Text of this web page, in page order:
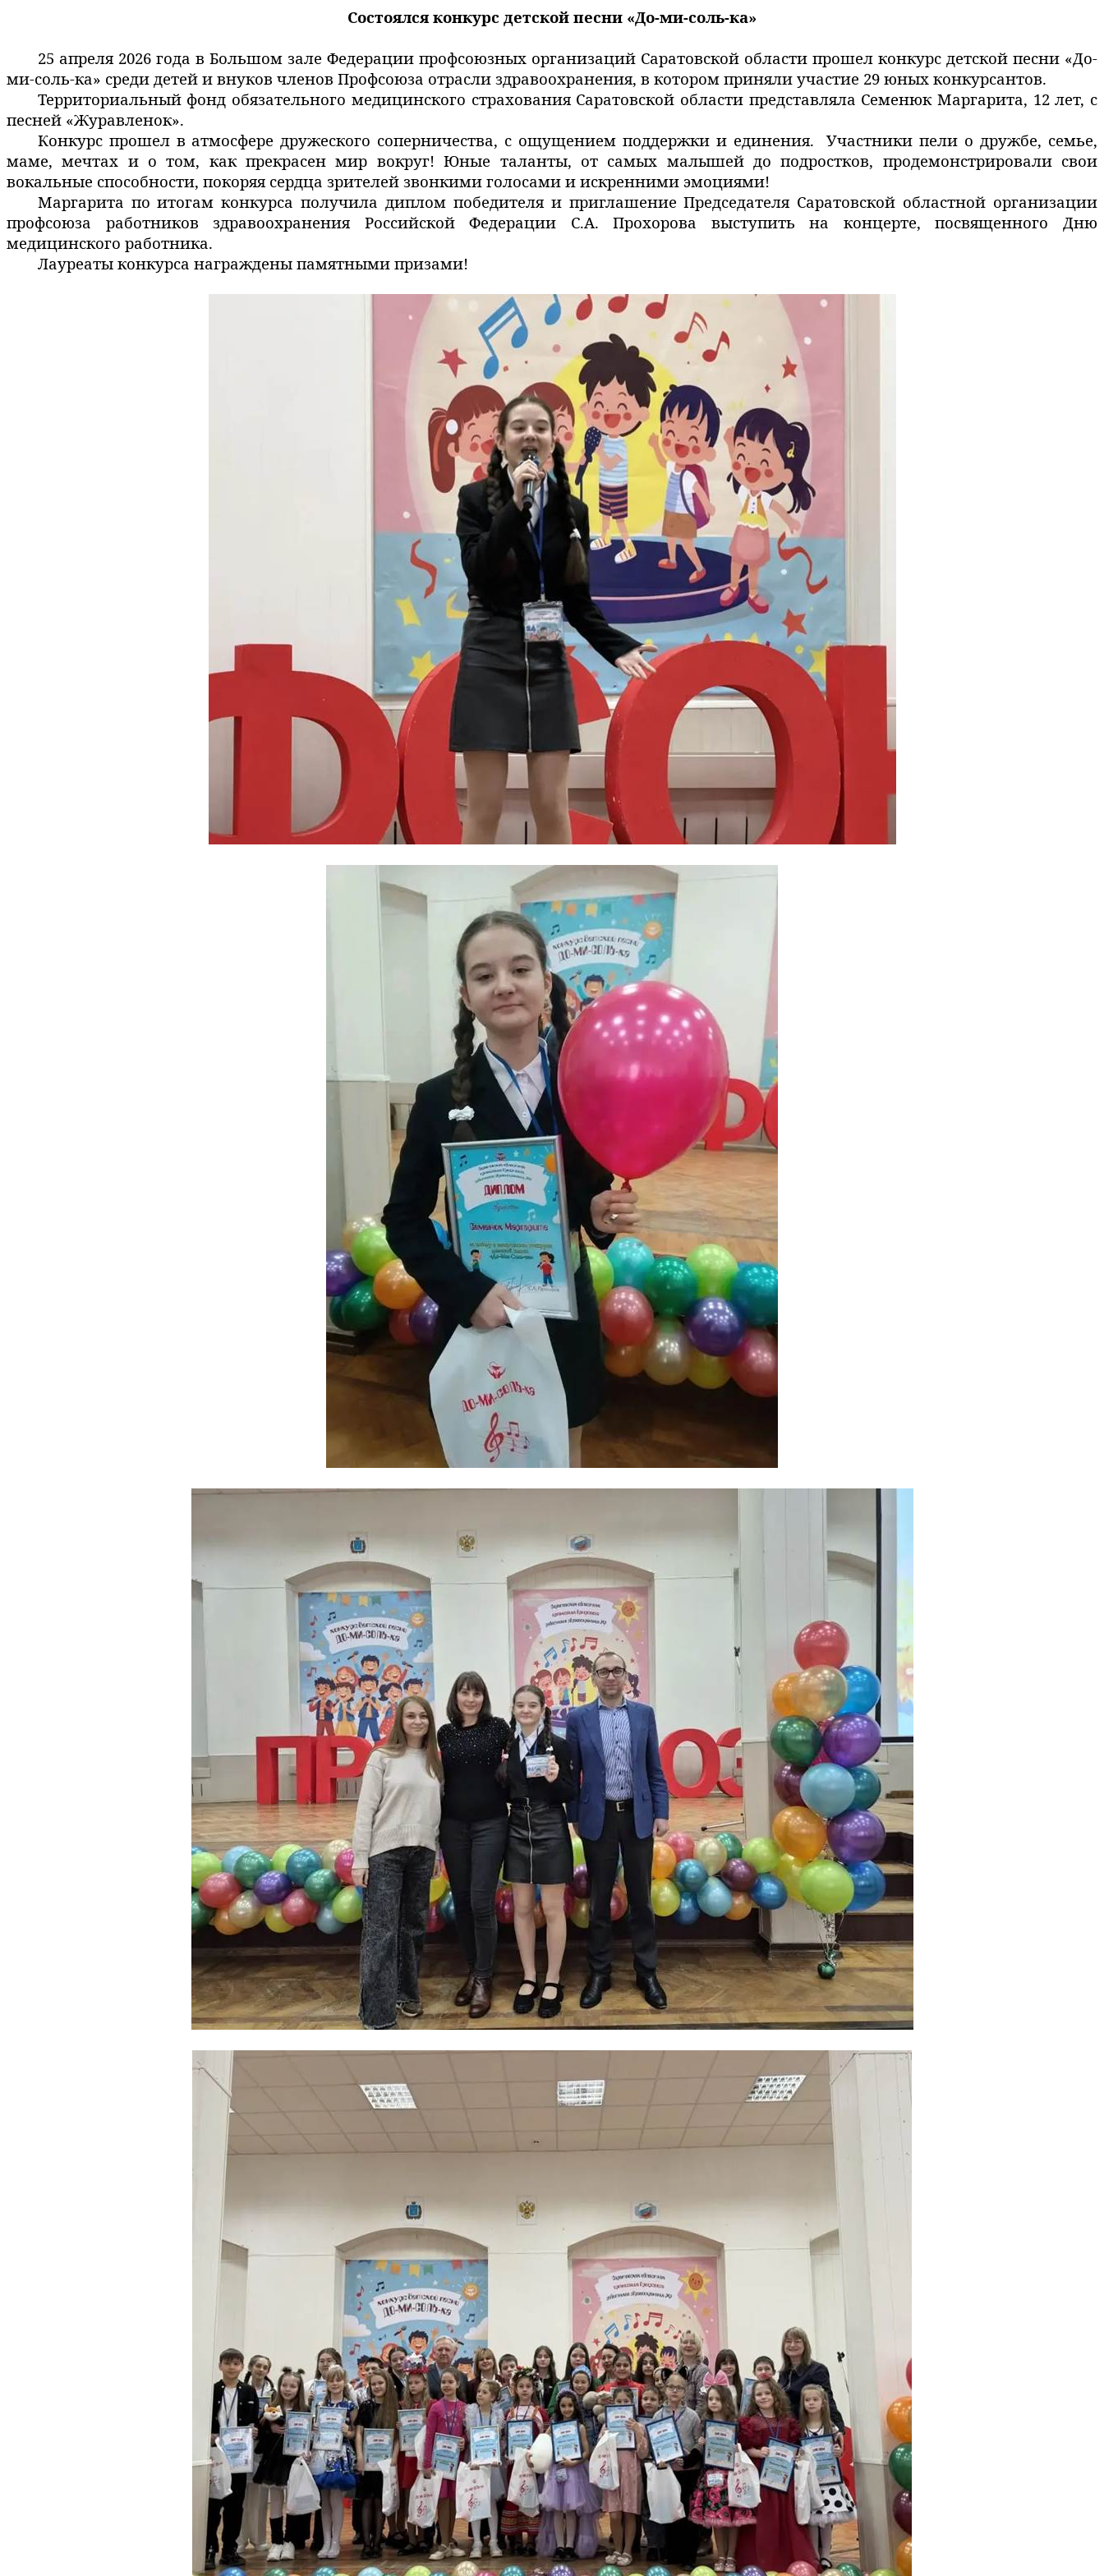
Состоялся конкурс детской песни «До-ми-соль-ка»
25 апреля 2026 года в Большом зале Федерации профсоюзных организаций Саратовской области прошел конкурс детской песни «До-
ми-соль-ка» среди детей и внуков членов Профсоюза отрасли здравоохранения, в котором приняли участие 29 юных конкурсантов.
Территориальный фонд обязательного медицинского страхования Саратовской области представляла Семенюк Маргарита, 12 лет, с
песней «Журавленок».
Конкурс прошел в атмосфере дружеского соперничества, с ощущением поддержки и единения. Участники пели о дружбе, семье,
маме, мечтах и о том, как прекрасен мир вокруг! Юные таланты, от самых малышей до подростков, продемонстрировали свои
вокальные способности, покоряя сердца зрителей звонкими голосами и искренними эмоциями!
Маргарита по итогам конкурса получила диплом победителя и приглашение Председателя Саратовской областной организации
профсоюза работников здравоохранения Российской Федерации С.А. Прохорова выступить на концерте, посвященного Дню
медицинского работника.
Лауреаты конкурса награждены памятными призами!